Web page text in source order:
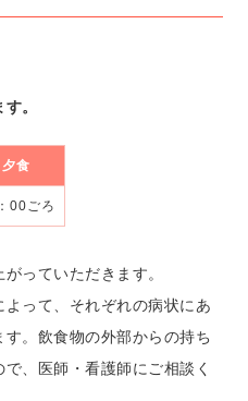
。
夕食
00ごろ
っていただきます。
って、それぞれの病状にあ
。飲食物の外部からの持ち
、医師・看護師にご相談く